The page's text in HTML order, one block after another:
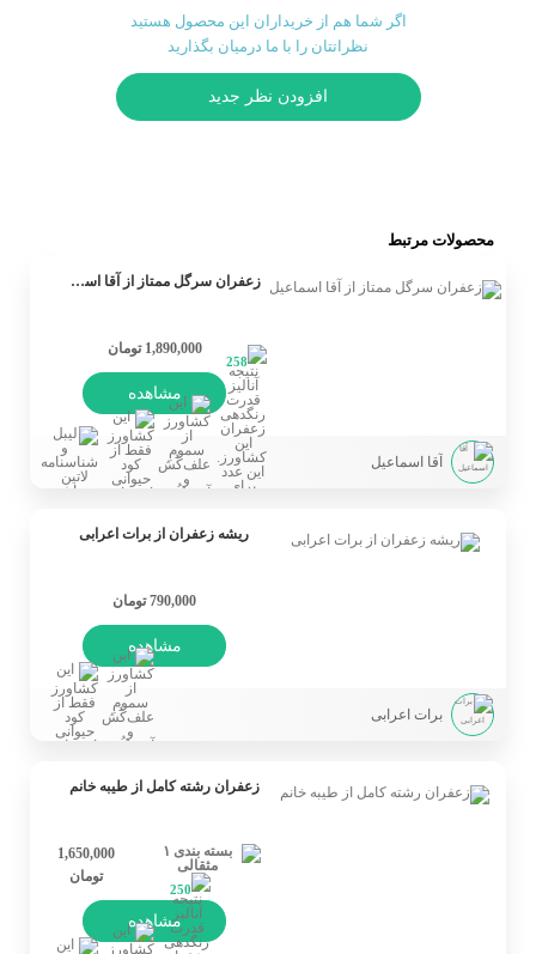
اگر شما هم از خریداران این محصول هستید
نظراتتان را با ما درمیان بگذارید
افزودن نظر جدید
محصولات مرتبط
زعفران سرگل ممتاز از آقا اسماعیل
1,890,000 تومان
مشاهده
آقا اسماعیل
258
ریشه زعفران از برات اعرابی
790,000 تومان
مشاهده
برات اعرابی
زعفران رشته کامل از طیبه خانم
1,650,000
تومان
مشاهده
250